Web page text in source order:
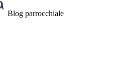
Blog parrocchiale